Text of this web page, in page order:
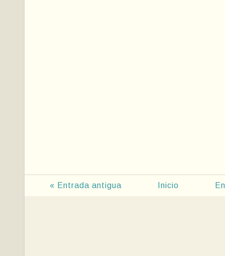
« Entrada antigua Inicio